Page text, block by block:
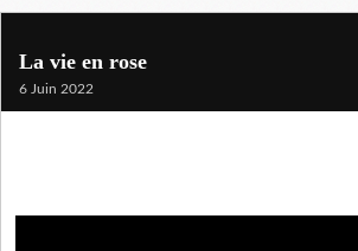
La vie en rose
6 Juin 2022